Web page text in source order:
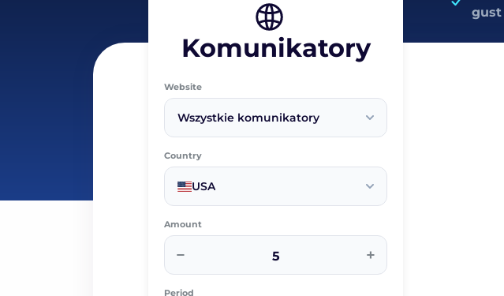
gust
Komunikatory
Website
Wszystkie komunikatory
Country
USA
Amount
− +
Period